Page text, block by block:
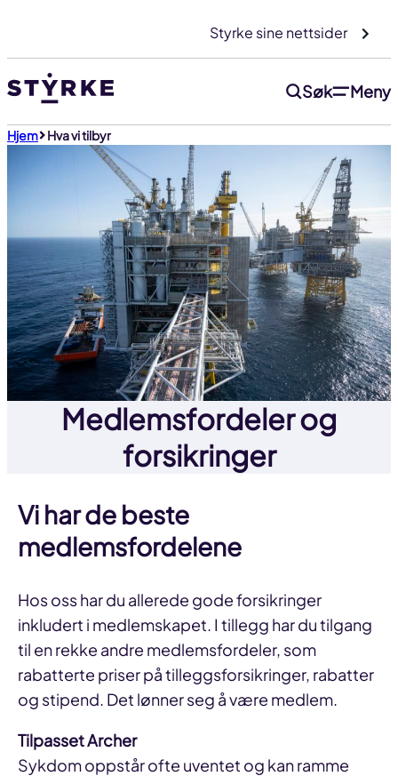
innhold
Styrke sine nettsider
Søk Meny
Hjem Hva vi tilbyr
Medlemsfordeler og
forsikringer
Vi har de beste
medlemsfordelene
Hos oss har du allerede gode forsikringer
inkludert i medlemskapet. I tillegg har du tilgang
til en rekke andre medlemsfordeler, som
rabatterte priser på tilleggsforsikringer, rabatter
og stipend. Det lønner seg å være medlem.
Tilpasset Archer
Sykdom oppstår ofte uventet og kan ramme